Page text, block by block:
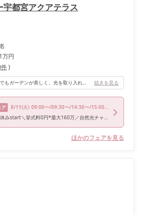
宇都宮アクアテラス
万円
件)
昼・夜どちらの時間帯でもガーデンが美しく、光を取り入れた演出がとても上手な式場だと思います。 ブランレヴュー宇都宮アクアテラスのスタッフの方々は、演出などに迷ったりすると色々な案を出してくださり、希望を取り入れた演出を叶えてくださいました。当日を安心してして迎えられるスタッフがいてよかったです！ 続きを見る
ア 8/11(火) 09:00〜/09:30〜/14:30〜/15:00〜/18:00〜
残2★お盆休みstart＼挙式料0円*最大160万／自然光チャペル×豪華和牛試食
ほかのフェアを見る